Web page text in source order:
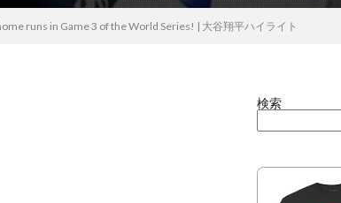
runs in Game 3 of the World Series! | 大谷翔平ハイライト
検索